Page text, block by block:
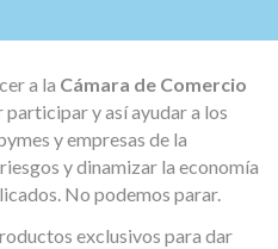
a la Cámara de Comercio
participar y así ayudar a los
y empresas de la
y dinamizar la economía
No podemos parar.
exclusivos para dar